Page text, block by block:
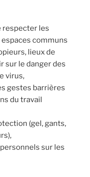
respecter les
communs
lieux de
sur le danger des
virus,
gestes barrières
du travail
(gel, gants,
sur les